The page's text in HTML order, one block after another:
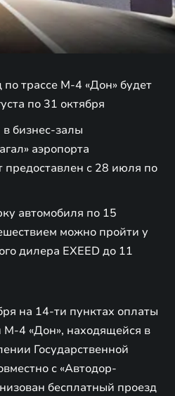
трассе М-4 «Дон» будет
по 31 октября
бизнес-залы
аэропорта
с 28 июля по
автомобиля по 15
можно пройти у
дилера EXEED до 11
на 14-ти пунктах оплаты
М-4 «Дон», находящейся в
Государственной
с «Автодор-
бесплатный проезд